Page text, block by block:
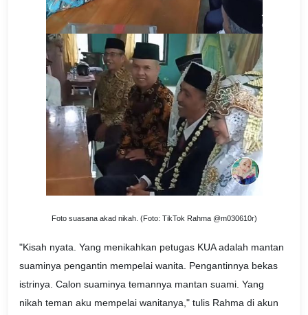
Foto suasana akad nikah. (Foto: TikTok Rahma @m030610r)
"Kisah nyata. Yang menikahkan petugas KUA adalah mantan
suaminya pengantin mempelai wanita. Pengantinnya bekas
istrinya. Calon suaminya temannya mantan suami. Yang
nikah teman aku mempelai wanitanya," tulis Rahma di akun